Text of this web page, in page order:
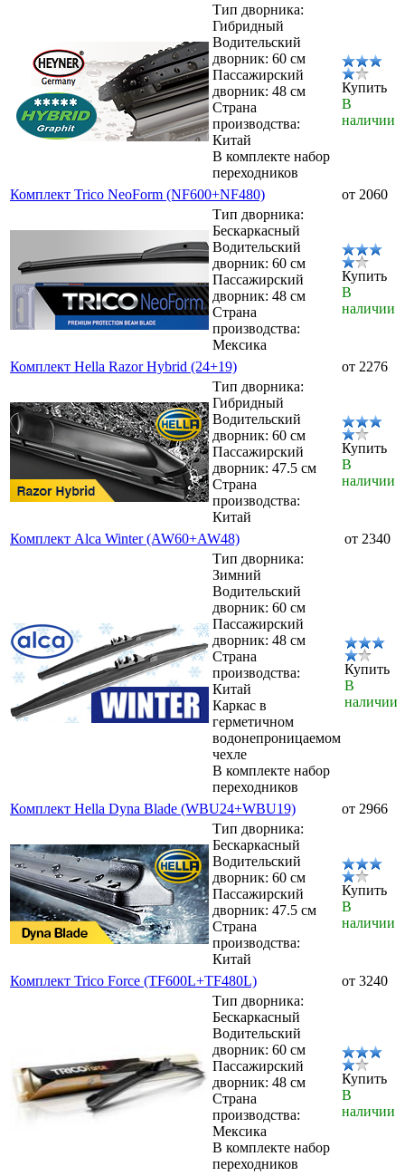
Тип дворника:
Гибридный
Водительский
дворник: 60 см
Пассажирский
дворник: 48 см
Страна
производства:
Китай
В комплекте набор
переходников
Купить
В
наличии
Комплект Trico NeoForm (NF600+NF480)
от 2060
Тип дворника:
Бескаркасный
Водительский
дворник: 60 см
Пассажирский
дворник: 48 см
Страна
производства:
Мексика
Купить
В
наличии
Комплект Hella Razor Hybrid (24+19)
от 2276
Тип дворника:
Гибридный
Водительский
дворник: 60 см
Пассажирский
дворник: 47.5 см
Страна
производства:
Китай
Купить
В
наличии
Комплект Alca Winter (AW60+AW48)
от 2340
Тип дворника:
Зимний
Водительский
дворник: 60 см
Пассажирский
дворник: 48 см
Страна
производства:
Китай
Каркас в
герметичном
водонепроницаемом
чехле
В комплекте набор
переходников
Купить
В
наличии
Комплект Hella Dyna Blade (WBU24+WBU19)
от 2966
Тип дворника:
Бескаркасный
Водительский
дворник: 60 см
Пассажирский
дворник: 47.5 см
Страна
производства:
Китай
Купить
В
наличии
Комплект Trico Force (TF600L+TF480L)
от 3240
Тип дворника:
Бескаркасный
Водительский
дворник: 60 см
Пассажирский
дворник: 48 см
Страна
производства:
Мексика
В комплекте набор
переходников
Купить
В
наличии